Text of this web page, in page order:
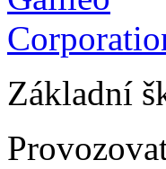
Základní